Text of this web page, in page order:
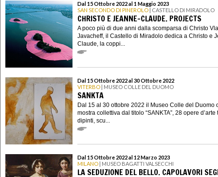
Dal 15 Ottobre 2022 al 1 Maggio 2023
SAN SECONDO DI PINEROLO | CASTELLO DI MIRADOLO
CHRISTO E JEANNE-CLAUDE. PROJECTS
A poco più di due anni dalla scomparsa di Christo
Javacheff, il Castello di Miradolo dedica a Christo e
Claude, la coppi...
Dal 15 Ottobre 2022 al 30 Ottobre 2022
VITERBO | MUSEO COLLE DEL DUOMO
SANKTA
Dal 15 al 30 ottobre 2022 il Museo Colle del Duomo
mostra collettiva dal titolo “SANKTA”, 28 opere d’arte
dipinti, scu...
Dal 15 Ottobre 2022 al 12 Marzo 2023
MILANO | MUSEO BAGATTI VALSECCHI
LA SEDUZIONE DEL BELLO. CAPOLAVORI